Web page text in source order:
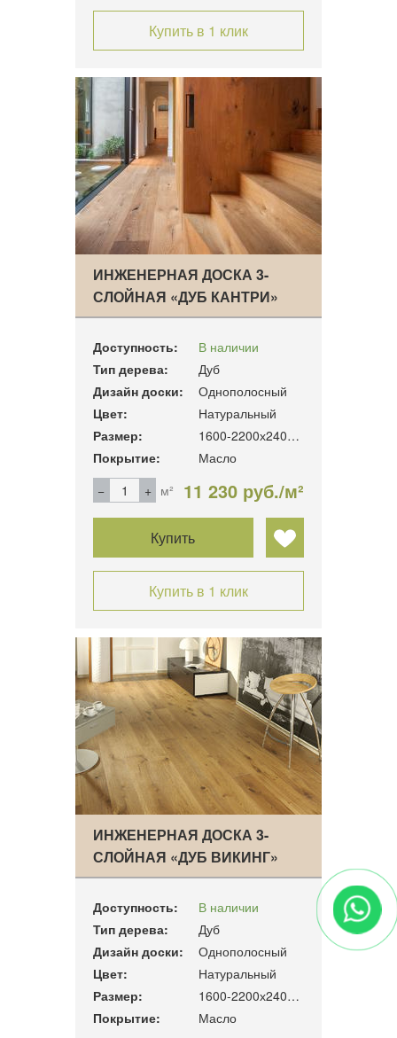
Купить в 1 клик
ИНЖЕНЕРНАЯ ДОСКА 3-
СЛОЙНАЯ «ДУБ КАНТРИ»
Доступность:
В наличии
Тип дерева:
Дуб
Дизайн доски:
Однополосный
Цвет:
Натуральный
Размер:
1600-2200х240х19мм
Покрытие:
Масло
м²
11 230 руб./м²
Купить
Купить в 1 клик
ИНЖЕНЕРНАЯ ДОСКА 3-
СЛОЙНАЯ «ДУБ ВИКИНГ»
Доступность:
В наличии
Тип дерева:
Дуб
Дизайн доски:
Однополосный
Цвет:
Натуральный
Размер:
1600-2200х240х19мм
Покрытие:
Масло